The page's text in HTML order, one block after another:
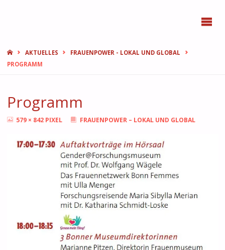
STARTAKTUELLES
FRAUENPOWER - LOKAL UND GLOBAL
PROGRAMM
Programm
ORIGINALGRÖSSE
579 × 842 PIXEL FRAUENPOWER – LOKAL UND GLOBAL